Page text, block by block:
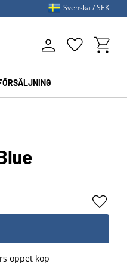
Favoriter
Svenska SEK
Lägg
öppet köp